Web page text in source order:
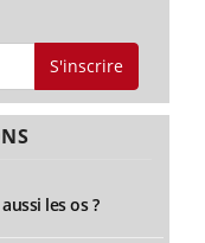
S'inscrire
les os ?